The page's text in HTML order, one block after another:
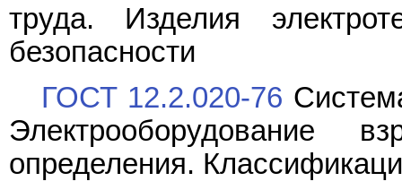
труда. Изделия
безопасности
ГОСТ 12.2.020-76
Электрооборудование
определения.